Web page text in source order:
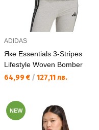
ADIDAS
Яке Essentials 3-Stripes
Lifestyle Woven Bomber
Текуща цена:
64,99 € / 127,11 лв.
NEW